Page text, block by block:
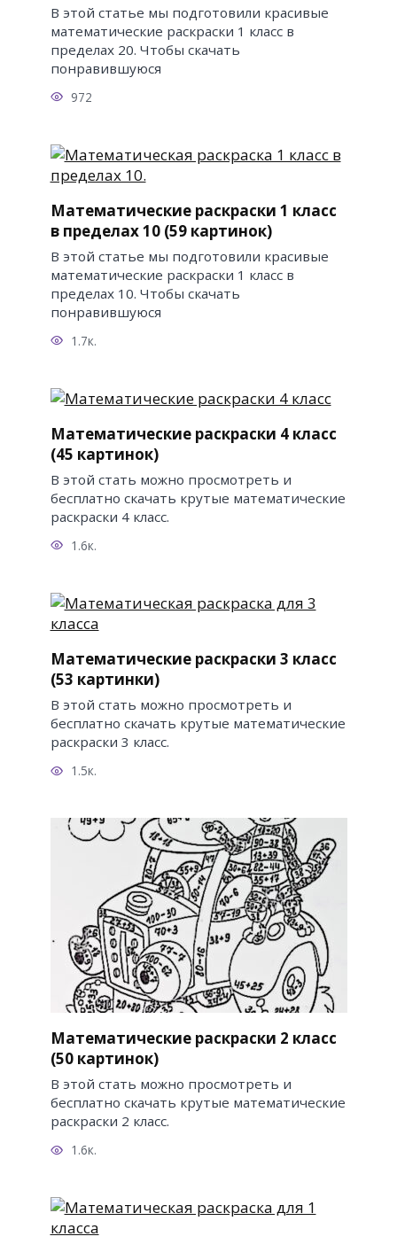
В этой статье мы подготовили красивые
математические раскраски 1 класс в
пределах 20. Чтобы скачать
понравившуюся
972
Математические раскраски 1 класс
в пределах 10 (59 картинок)
В этой статье мы подготовили красивые
математические раскраски 1 класс в
пределах 10. Чтобы скачать
понравившуюся
1.7к.
Математические раскраски 4 класс
(45 картинок)
В этой стать можно просмотреть и
бесплатно скачать крутые математические
раскраски 4 класс.
1.6к.
Математические раскраски 3 класс
(53 картинки)
В этой стать можно просмотреть и
бесплатно скачать крутые математические
раскраски 3 класс.
1.5к.
Математические раскраски 2 класс
(50 картинок)
В этой стать можно просмотреть и
бесплатно скачать крутые математические
раскраски 2 класс.
1.6к.